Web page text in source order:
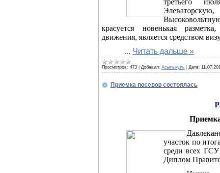
третьего
красуется новенькая
движения, является средством
... Читать дальше »
Просмотров: 473 Добавил: Асылыкуль Дата:
Приемка посевов состоялась
участок по
среди всех
Диплом